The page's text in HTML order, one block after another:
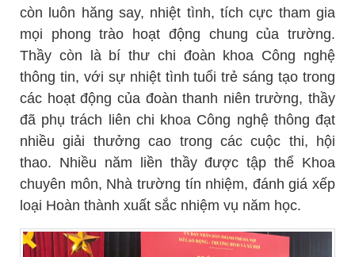
còn luôn hăng say, nhiệt tình, tích cực tham gia
mọi phong trào hoạt động chung của trường.
Thầy còn là bí thư chi đoàn khoa Công nghệ
thông tin, với sự nhiệt tình tuổi trẻ sáng tạo trong
các hoạt động của đoàn thanh niên trường, thầy
đã phụ trách liên chi khoa Công nghệ thông đạt
nhiều giải thưởng cao trong các cuộc thi, hội
thao. Nhiều năm liền thầy được tập thể Khoa
chuyên môn, Nhà trường tín nhiệm, đánh giá xếp
loại Hoàn thành xuất sắc nhiệm vụ năm học.